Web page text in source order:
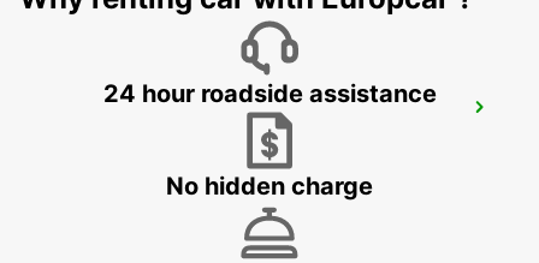
24 hour roadside assistance
No hidden charge